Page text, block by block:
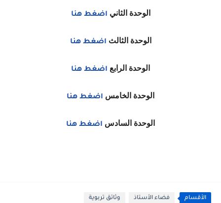
الوحدة الثاني اضغط هنا
الوحدة الثالث اضغط هنا
الوحدة الرابع اضغط هنا
الوحدة الخامس اضغط هنا
الوحدة السادس اضغط هنا
الأقسام فضاء الأستاذ وثائق تربوية